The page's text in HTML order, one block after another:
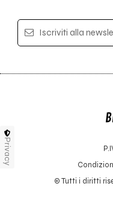
Iscriviti alla
© Tutti i diritti
Privacy